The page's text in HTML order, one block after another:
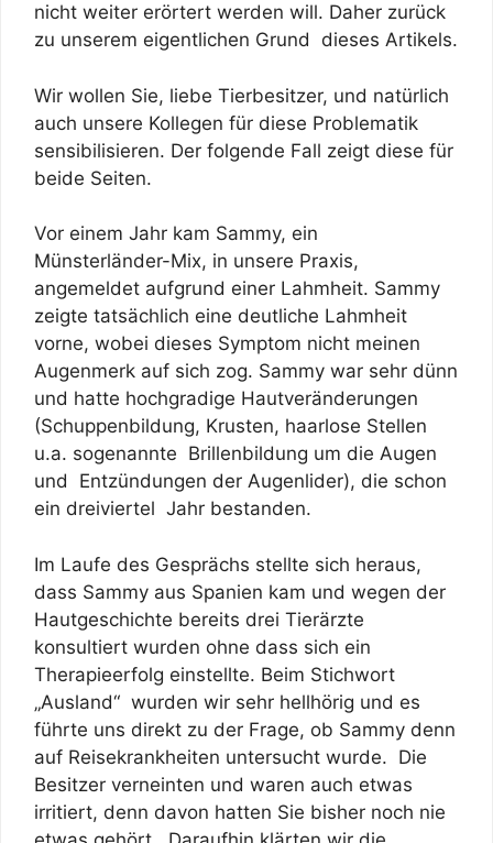
nicht weiter erörtert werden will. Daher zurück
zu unserem eigentlichen Grund dieses Artikels.
Wir wollen Sie, liebe Tierbesitzer, und natürlich
auch unsere Kollegen für diese Problematik
sensibilisieren. Der folgende Fall zeigt diese für
beide Seiten.
Vor einem Jahr kam Sammy, ein
Münsterländer-Mix, in unsere Praxis,
angemeldet aufgrund einer Lahmheit. Sammy
zeigte tatsächlich eine deutliche Lahmheit
vorne, wobei dieses Symptom nicht meinen
Augenmerk auf sich zog. Sammy war sehr dünn
und hatte hochgradige Hautveränderungen
(Schuppenbildung, Krusten, haarlose Stellen
u.a. sogenannte Brillenbildung um die Augen
und Entzündungen der Augenlider), die schon
ein dreiviertel Jahr bestanden.
Im Laufe des Gesprächs stellte sich heraus,
dass Sammy aus Spanien kam und wegen der
Hautgeschichte bereits drei Tierärzte
konsultiert wurden ohne dass sich ein
Therapieerfolg einstellte. Beim Stichwort
„Ausland“ wurden wir sehr hellhörig und es
führte uns direkt zu der Frage, ob Sammy denn
auf Reisekrankheiten untersucht wurde. Die
Besitzer verneinten und waren auch etwas
irritiert, denn davon hatten Sie bisher noch nie